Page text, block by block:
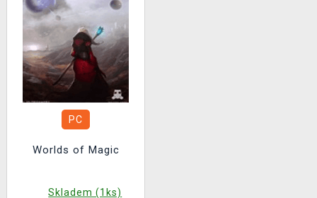
PC
Worlds of Magic
Skladem (1ks)